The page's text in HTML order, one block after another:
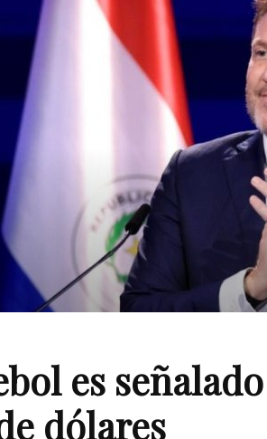
es señalado
dólares